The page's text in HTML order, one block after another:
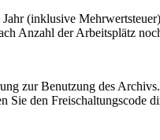
(inklusive
Anzahl der Arbeitsplätz
zur Benutzung des Archivs.
Sie den Freischaltungscode